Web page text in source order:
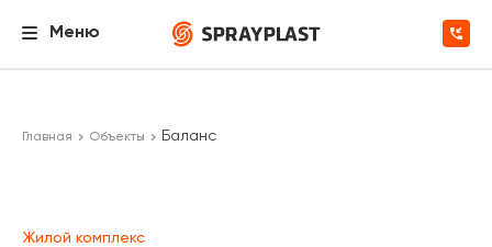
Меню
Главная Объекты Баланс
Жилой комплекс